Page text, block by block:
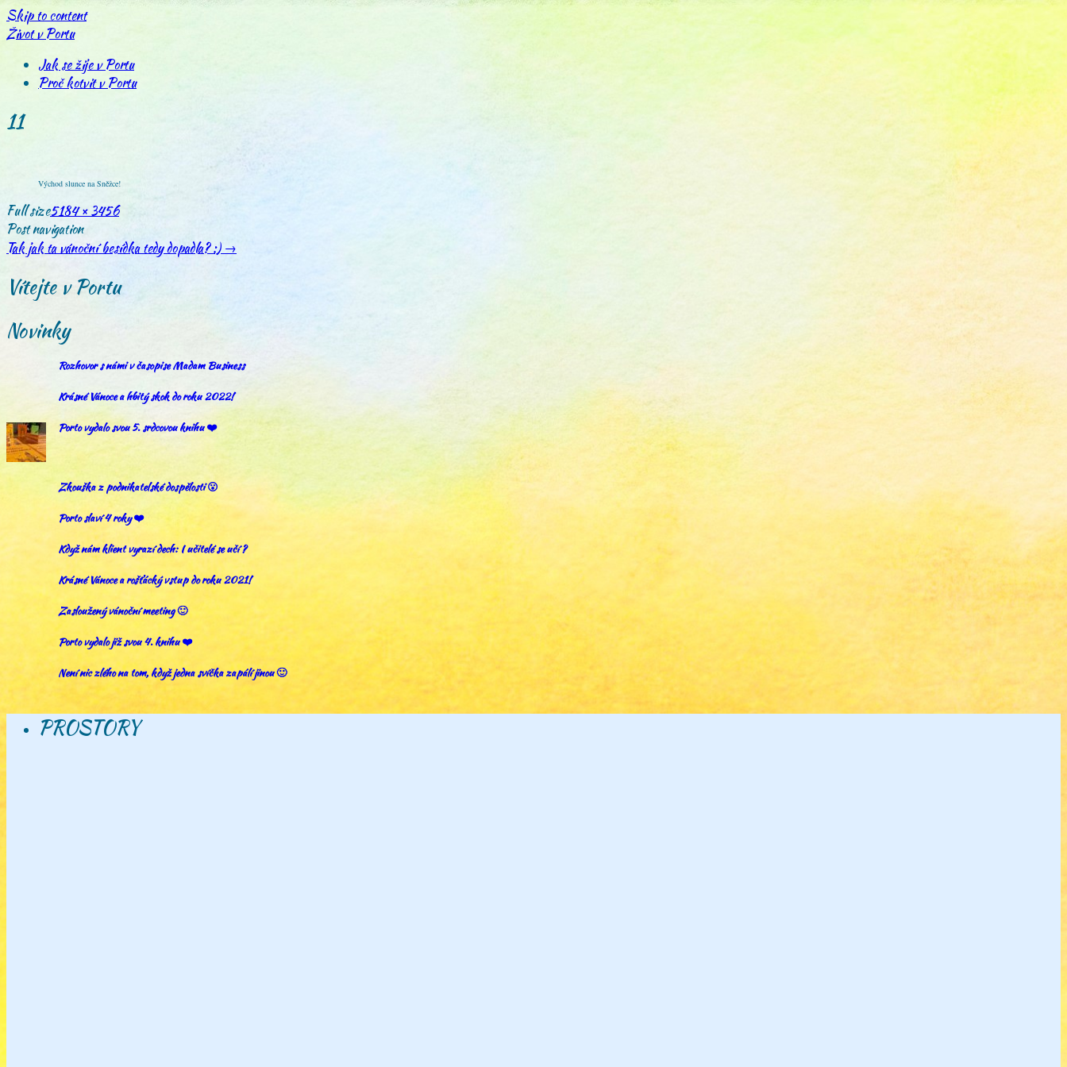
Skip to content
Život v Portu
Jak se žije v Portu
Proč kotvit v Portu
11
Východ slunce na Sněžce!
Full size5184 × 3456
Post navigation
Tak jak ta vánoční besídka tedy dopadla? :) →
Vítejte v Portu
Novinky
Rozhovor s námi v časopise Madam Business
Krásné Vánoce a hbitý skok do roku 2022!
Porto vydalo svou 5. srdcovou knihu ❤️
Zkouška z podnikatelské dospělosti 😮
Porto slaví 4 roky ❤️
Když nám klient vyrazí dech: I učitelé se učí ?
Krásné Vánoce a rošťácký vstup do roku 2021!
Zasloužený vánoční meeting 🙂
Porto vydalo již svou 4. knihu ❤️
Není nic zlého na tom, když jedna svíčka zapálí jinou 🙂
PROSTORY